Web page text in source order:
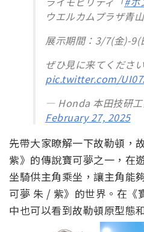
ウエルカムプラザ青
展示期間：3/7(金)-9(
ぜひ見に来てくださ
pic.twitter.com/
— Honda 本田技研
February 27, 2025
先帶大家瞭解一下故勒頓，
紫》的傳說寶可夢之一，在
坐騎供主角乘坐，讓主角能
可夢 朱 / 紫》的世界。在《
中也可以看到故勒頓原型態